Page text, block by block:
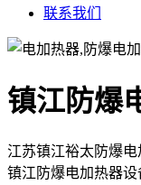
联系我们
镇江防爆
江苏镇江裕太防爆电
镇江防爆电加热器